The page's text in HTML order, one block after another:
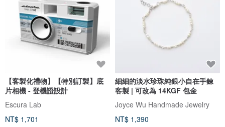
【客製化禮物】【特別訂製】底
片相機 - 登機證設計
Escura Lab
NT$ 1,701
細細的淡水珍珠純銀小自在手鍊
客製 | 可改為 14KGF 包金
Joyce Wu Handmade Jewelry
NT$ 1,390